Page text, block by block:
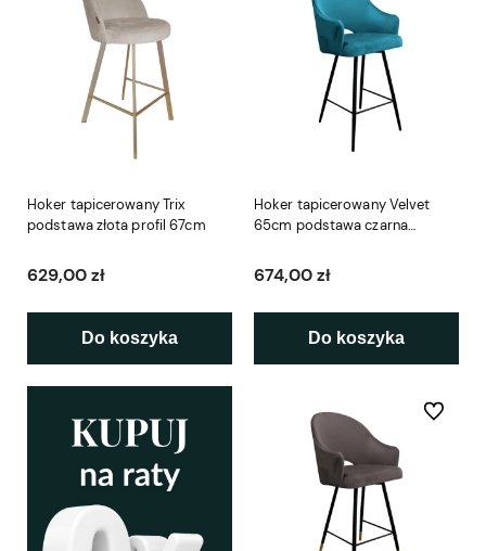
Hoker tapicerowany Trix
podstawa złota profil 67cm
629,00 zł
Do koszyka
Hoker tapicerowany Velvet
65cm podstawa czarna
674,00 zł
Do koszyka
Do